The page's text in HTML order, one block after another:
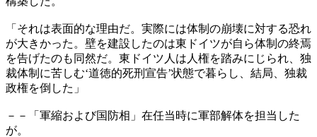
「それは表面的な理由だ。実際には体制の崩壊に対する恐れ
が大きかった。壁を建設したのは東ドイツが自ら体制の終焉
を告げたのも同然だ。東ドイツ人は人権を踏みにじられ、独
裁体制に苦しむ‘道徳的死刑宣告’状態で暮らし、結局、独裁
政権を倒した」
－－「軍縮および国防相」在任当時に軍部解体を担当した
が。